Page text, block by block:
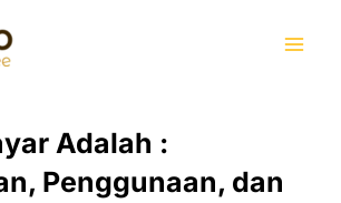
Adalah :
Penggunaan, dan